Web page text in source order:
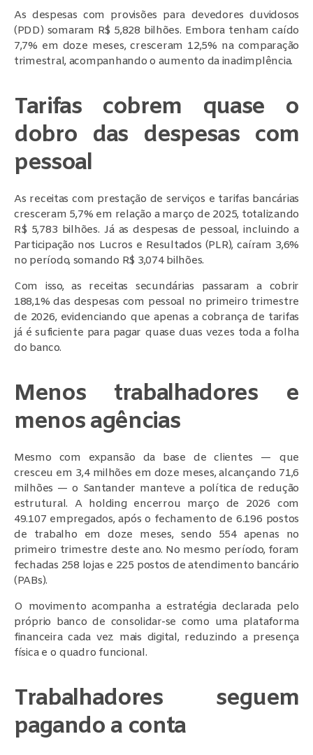
As despesas com provisões para devedores duvidosos
(PDD) somaram R$ 5,828 bilhões. Embora tenham caído
7,7% em doze meses, cresceram 12,5% na comparação
trimestral, acompanhando o aumento da inadimplência.
Tarifas cobrem quase o
dobro das despesas com
pessoal
As receitas com prestação de serviços e tarifas bancárias
cresceram 5,7% em relação a março de 2025, totalizando
R$ 5,783 bilhões. Já as despesas de pessoal, incluindo a
Participação nos Lucros e Resultados (PLR), caíram 3,6%
no período, somando R$ 3,074 bilhões.
Com isso, as receitas secundárias passaram a cobrir
188,1% das despesas com pessoal no primeiro trimestre
de 2026, evidenciando que apenas a cobrança de tarifas
já é suficiente para pagar quase duas vezes toda a folha
do banco.
Menos trabalhadores e
menos agências
Mesmo com expansão da base de clientes — que
cresceu em 3,4 milhões em doze meses, alcançando 71,6
milhões — o Santander manteve a política de redução
estrutural. A holding encerrou março de 2026 com
49.107 empregados, após o fechamento de 6.196 postos
de trabalho em doze meses, sendo 554 apenas no
primeiro trimestre deste ano. No mesmo período, foram
fechadas 258 lojas e 225 postos de atendimento bancário
(PABs).
O movimento acompanha a estratégia declarada pelo
próprio banco de consolidar-se como uma plataforma
financeira cada vez mais digital, reduzindo a presença
física e o quadro funcional.
Trabalhadores seguem
pagando a conta